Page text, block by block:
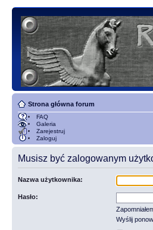
Strona główna forum
FAQ
Galeria
Zarejestruj
Zaloguj
Musisz być zalogowanym
Nazwa użytkownika:
Hasło:
Wyślij